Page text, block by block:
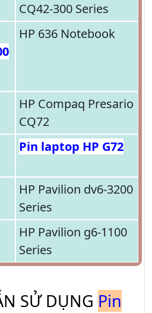
CQ42-300 Series
HP 636 Notebook
HP Compaq Presario
CQ72
Pin laptop HP G72
HP Pavilion dv6-3200
Series
HP Pavilion g6-1100
Series
SỬ DỤNG Pin